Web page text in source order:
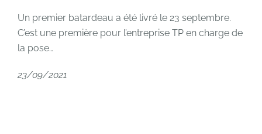
Un premier batardeau a été livré le 23 septembre.
C’est une première pour l’entreprise TP en charge de
la pose…
23/09/2021